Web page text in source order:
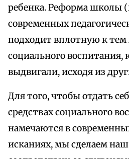
ребенка. Реформа школы
современных
подходит вплотную к тем
социального
выдвигали, исходя из
Для того, чтобы отдать
средствах социального
намечаются в
исканиях, мы сделаем наш